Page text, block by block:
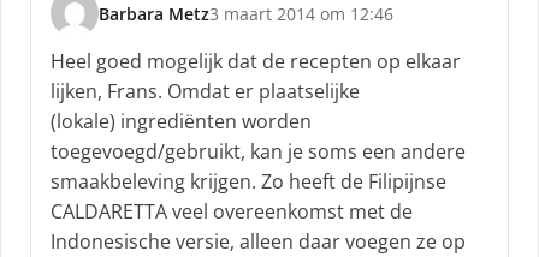
Barbara Metz
s
c
h
r
e
e
f
:
3 maart 2014 om 12:46
Heel goed mogelijk dat de recepten op elkaar
lijken, Frans. Omdat er plaatselijke
(lokale) ingrediënten worden
toegevoegd/gebruikt, kan je soms een andere
smaakbeleving krijgen. Zo heeft de Filipijnse
CALDARETTA veel overeenkomst met de
Indonesische versie, alleen daar voegen ze op